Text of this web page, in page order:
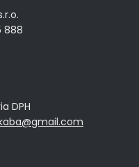
888
DPH